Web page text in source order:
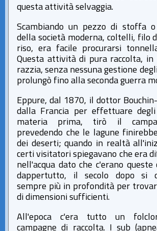
questa attività selvaggia.
Scambiando un pezzo di stoffa
della società moderna, coltelli, filo
riso, era facile procurarsi
Questa attività di pura raccolta,
razzia, senza nessuna gestione
prolungò fino alla seconda guerra
Eppure, dal 1870, il dottor
dalla Francia per effettuare
materia prima, tirò il
prevedendo che le lagune
dei deserti; quando in realtà
certi visitatori spiegavano che era
nell'acqua dato che c'erano
dappertutto, il secolo dopo si
sempre più in profondità per
di dimensioni sufficienti.
All'epoca c'era tutto un
campagne di raccolta. I sub